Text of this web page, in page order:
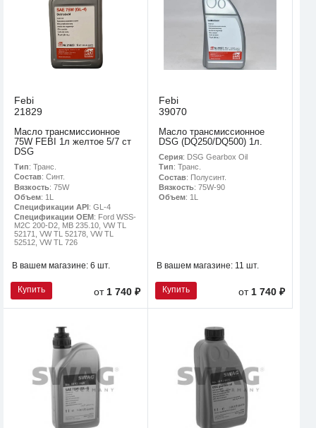
Febi
21829
Масло трансмиссионное
75W FEBI 1л желтое 5/7 ст
DSG
Тип: Транс.
Состав: Синт.
Вязкость: 75W
Объем: 1L
Спецификации API: GL-4
Спецификации OEM: Ford WSS-
M2C 200-D2, MB 235.10, VW TL
52171, VW TL 52178, VW TL
52512, VW TL 726
В вашем магазине: 6 шт.
Купить от 1 740 ₽
Febi
39070
Масло трансмиссионное
DSG (DQ250/DQ500) 1л.
Серия: DSG Gearbox Oil
Тип: Транс.
Состав: Полусинт.
Вязкость: 75W-90
Объем: 1L
В вашем магазине: 11 шт.
Купить от 1 740 ₽